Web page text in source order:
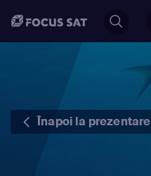
Înapoi la prezentare